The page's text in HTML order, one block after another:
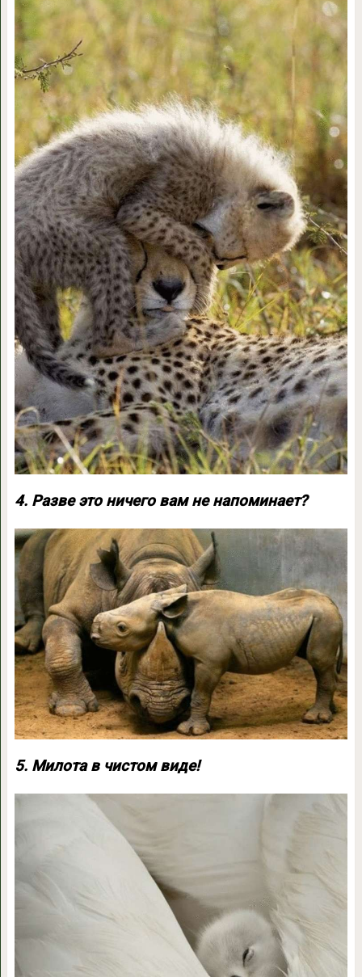
4. Разве это ничего вам не напоминает?
5. Милота в чистом виде!